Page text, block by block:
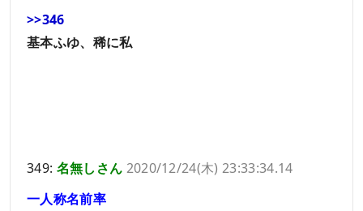
>>346
基本ふゆ、稀に私
349: 名無しさん 2020/12/24(木) 23:33:34.14
一人称名前率